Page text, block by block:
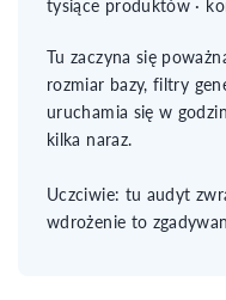
tysiące produktów ·
Tu zaczyna się
rozmiar bazy, filtry
uruchamia się w
kilka naraz.
Uczciwie: tu audyt
wdrożenie to